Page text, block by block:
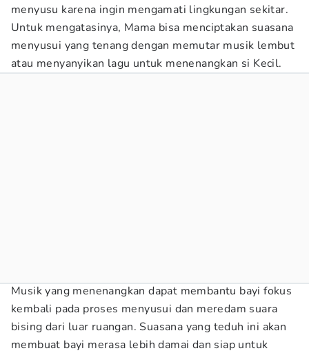
menyusu karena ingin mengamati lingkungan sekitar.
Untuk mengatasinya, Mama bisa menciptakan suasana
menyusui yang tenang dengan memutar musik lembut
atau menyanyikan lagu untuk menenangkan si Kecil.
Musik yang menenangkan dapat membantu bayi fokus
kembali pada proses menyusui dan meredam suara
bising dari luar ruangan. Suasana yang teduh ini akan
membuat bayi merasa lebih damai dan siap untuk